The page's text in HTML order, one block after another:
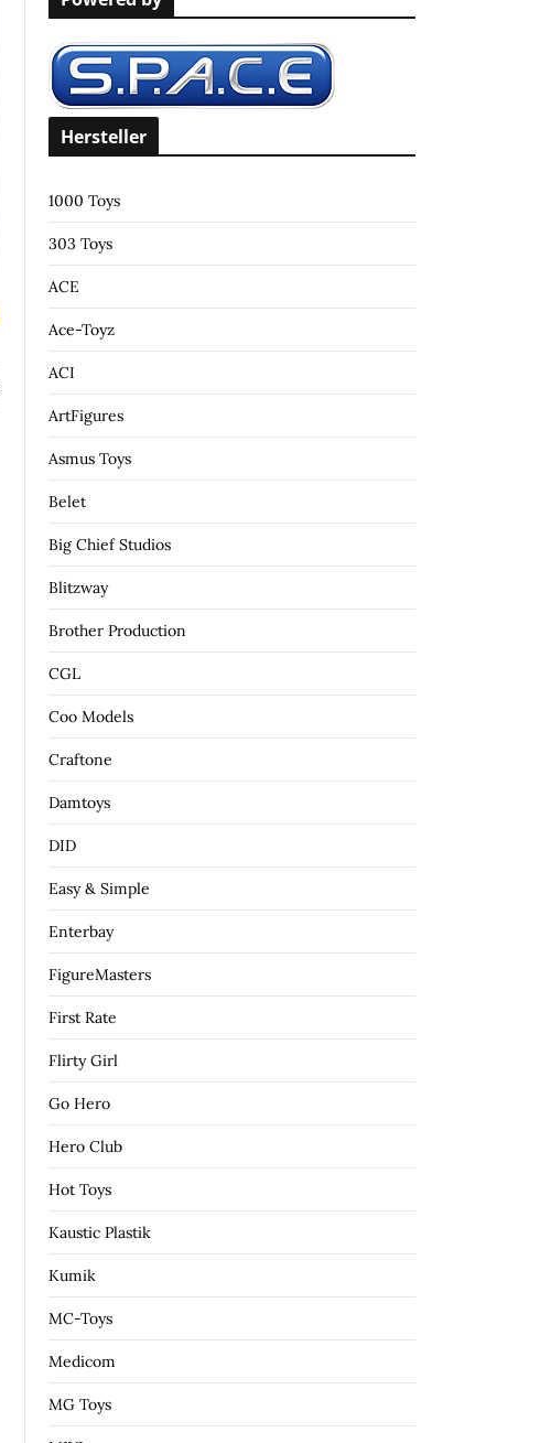
f
o
r
Hersteller
1000 Toys
303 Toys
ACE
Ace-Toyz
ACI
ArtFigures
Asmus Toys
Belet
Big Chief Studios
Blitzway
Brother Production
CGL
Coo Models
Craftone
Damtoys
DID
Easy & Simple
Enterbay
FigureMasters
First Rate
Flirty Girl
Go Hero
Hero Club
Hot Toys
Kaustic Plastik
Kumik
MC-Toys
Medicom
MG Toys